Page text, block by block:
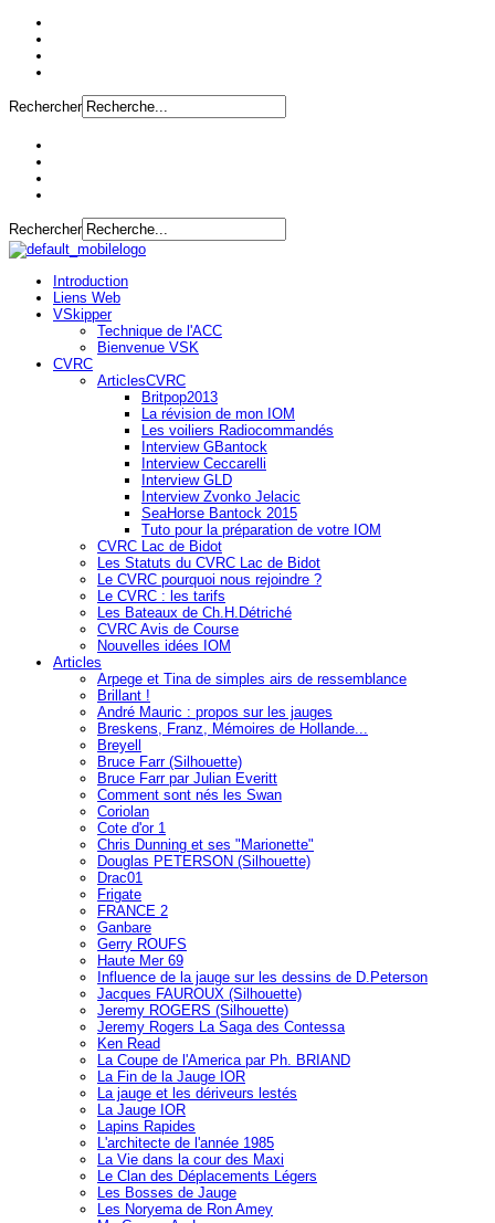
Rechercher
Rechercher
Introduction
Liens Web
VSkipper
Technique de l'ACC
Bienvenue VSK
CVRC
ArticlesCVRC
Britpop2013
La révision de mon IOM
Les voiliers Radiocommandés
Interview GBantock
Interview Ceccarelli
Interview GLD
Interview Zvonko Jelacic
SeaHorse Bantock 2015
Tuto pour la préparation de votre IOM
CVRC Lac de Bidot
Les Statuts du CVRC Lac de Bidot
Le CVRC pourquoi nous rejoindre ?
Le CVRC : les tarifs
Les Bateaux de Ch.H.Détriché
CVRC Avis de Course
Nouvelles idées IOM
Articles
Arpege et Tina de simples airs de ressemblance
Brillant !
André Mauric : propos sur les jauges
Breskens, Franz, Mémoires de Hollande...
Breyell
Bruce Farr (Silhouette)
Bruce Farr par Julian Everitt
Comment sont nés les Swan
Coriolan
Cote d'or 1
Chris Dunning et ses "Marionette"
Douglas PETERSON (Silhouette)
Drac01
Frigate
FRANCE 2
Ganbare
Gerry ROUFS
Haute Mer 69
Influence de la jauge sur les dessins de D.Peterson
Jacques FAUROUX (Silhouette)
Jeremy ROGERS (Silhouette)
Jeremy Rogers La Saga des Contessa
Ken Read
La Coupe de l'America par Ph. BRIAND
La Fin de la Jauge IOR
La jauge et les dériveurs lestés
La Jauge IOR
Lapins Rapides
L'architecte de l'année 1985
La Vie dans la cour des Maxi
Le Clan des Déplacements Légers
Les Bosses de Jauge
Les Noryema de Ron Amey